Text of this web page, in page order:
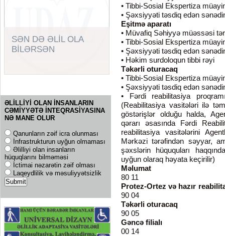
• Tibbi-Sosial Ekspertiza
• Şəxsiyyəti təsdiq edən
Eşitmə aparatı
• Müvafiq Səhiyyə müəssəsi
• Tibbi-Sosial Ekspertiza
• Şəxsiyyəti təsdiq edən
• Həkim surdoloqun tibbi rəyi
Təkərli oturacaq
• Tibbi-Sosial Ekspertiza
• Şəxsiyyəti təsdiq edən
• Fərdi reabilitasiya
(Reabilitasiya vasitələri ilə
göstərişlər olduğu halda,
qərarı əsasında Fərdi
reabilitasiya vasitələrini
Mərkəzi tərəfindən səyyar,
şəxslərin hüququları
uyğun olaraq həyata keçirilir)
Məlumat
80 11
Protez-Ortez və hazır
90 04
Təkərli oturacaq
90 05
Gəncə filialı
00 14
SƏN DƏ ƏLİL OLA
BİLƏRSƏN
ƏLİLLİYİ OLAN İNSANLARIN
CƏMİYYƏTƏ İNTEQRASİYASINA
NƏ MANE OLUR
Qanunların zəif icra olunması
İnfrastrukturun uyğun olmaması
Əlilliyi olan insanların
hüquqlarını bilməməsi
İctimai nəzarətin zəif olması
Laqeydlilik və məsuliyyətsizlik